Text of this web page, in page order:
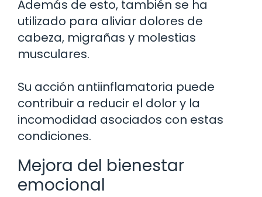
Además de esto, también se ha
utilizado para aliviar dolores de
cabeza, migrañas y molestias
musculares.
Su acción antiinflamatoria puede
contribuir a reducir el dolor y la
incomodidad asociados con estas
condiciones.
Mejora del bienestar
emocional